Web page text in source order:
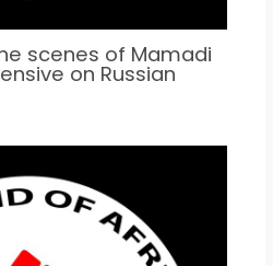
scenes of Mamadi
on Russian